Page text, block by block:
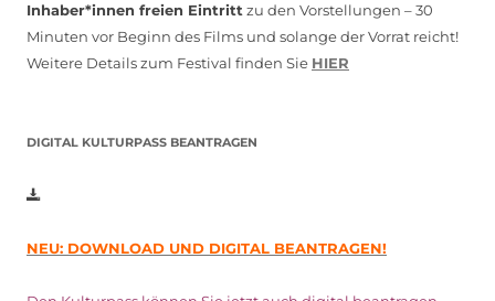
Inhaber*innen freien Eintrittzu den Vorstellungen – 30
Minuten vor Beginn des Films und solange der Vorrat reicht!
Weitere Details zum Festival finden Sie HIER
DIGITAL KULTURPASS BEANTRAGEN
NEU: DOWNLOAD UND DIGITAL BEANTRAGEN!